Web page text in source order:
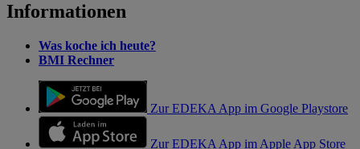
Informationen
Was koche ich heute?
BMI Rechner
Zur EDEKA App im Google Playstore
Zur EDEKA App im Apple App Store